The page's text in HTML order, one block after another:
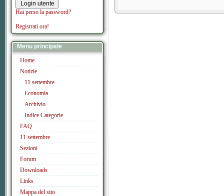
Hai perso la password?
Registrati ora!
Menu principale
Home
Notizie
11 settembre
Economia
Archivio
Indice Categorie
FAQ
11 settembre
Sezioni
Forum
Downloads
Links
Mappa del sito